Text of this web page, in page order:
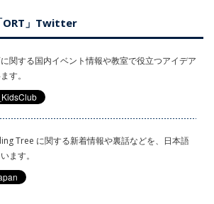
ORT」Twitter
関する国内イベント情報や教室で役立つアイデア
す。
Tree に関する新着情報や裏話などを、日本語
ます。